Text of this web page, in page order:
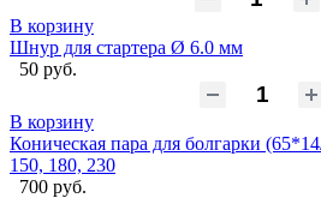
В корзину
Шнур для стартера Ø 6.0 мм
50 руб.
В корзину
Коническая пара для болгарки
150, 180, 230
700 руб.